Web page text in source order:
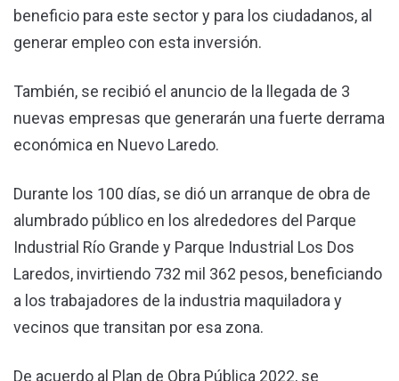
beneficio para este sector y para los ciudadanos, al
generar empleo con esta inversión.
También, se recibió el anuncio de la llegada de 3
nuevas empresas que generarán una fuerte derrama
económica en Nuevo Laredo.
Durante los 100 días, se dió un arranque de obra de
alumbrado público en los alrededores del Parque
Industrial Río Grande y Parque Industrial Los Dos
Laredos, invirtiendo 732 mil 362 pesos, beneficiando
a los trabajadores de la industria maquiladora y
vecinos que transitan por esa zona.
De acuerdo al Plan de Obra Pública 2022, se